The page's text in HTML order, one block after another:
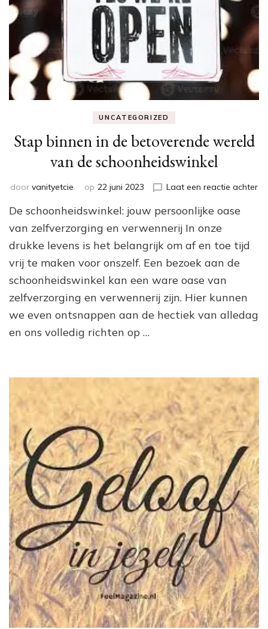
UNCATEGORIZED
Stap binnen in de betoverende wereld
van de schoonheidswinkel
door vanityetcie op 22 juni 2023 Laat een reactie achterop
De schoonheidswinkel: jouw persoonlijke oase
van zelfverzorging en verwennerij In onze
drukke levens is het belangrijk om af en toe tijd
vrij te maken voor onszelf. Een bezoek aan de
schoonheidswinkel kan een ware oase van
zelfverzorging en verwennerij zijn. Hier kunnen
we even ontsnappen aan de hectiek van alledag
en ons volledig richten op …